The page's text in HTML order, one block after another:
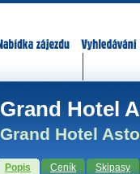
Grand Hotel
Grand Hotel
Popis Ceník Skipasy